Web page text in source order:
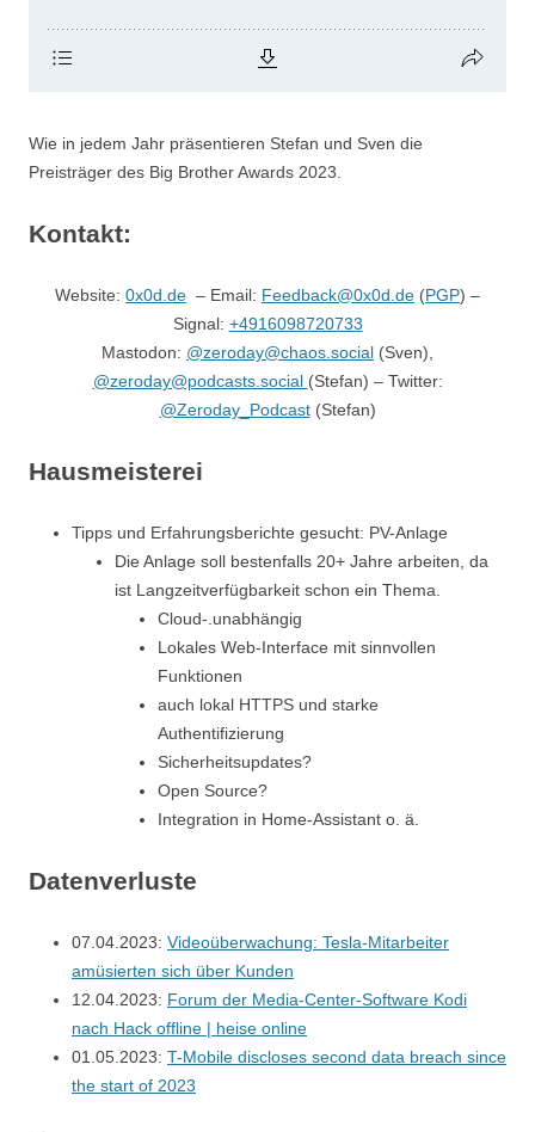
Wie in jedem Jahr präsentieren Stefan und Sven die
Preisträger des Big Brother Awards 2023.
Kontakt:
Website: 0x0d.de – Email: Feedback@0x0d.de (PGP) –
Signal: +4916098720733
Mastodon: @zeroday@chaos.social (Sven),
@zeroday@podcasts.social (Stefan) – Twitter:
@Zeroday_Podcast(Stefan)
Hausmeisterei
Tipps und Erfahrungsberichte gesucht: PV-Anlage
Die Anlage soll bestenfalls 20+ Jahre arbeiten, da
ist Langzeitverfügbarkeit schon ein Thema.
Cloud-.unabhängig
Lokales Web-Interface mit sinnvollen
Funktionen
auch lokal HTTPS und starke
Authentifizierung
Sicherheitsupdates?
Open Source?
Integration in Home-Assistant o. ä.
Datenverluste
07.04.2023: Videoüberwachung: Tesla-Mitarbeiter
amüsierten sich über Kunden
12.04.2023: Forum der Media-Center-Software Kodi
nach Hack offline | heise online
01.05.2023: T-Mobile discloses second data breach since
the start of 2023